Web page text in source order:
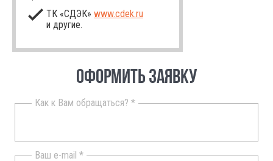
ТК «СДЭК» www.cdek.ru
и другие.
ОФОРМИТЬ ЗАЯВКУ
Как к Вам обращаться? *
Ваш e-mail *